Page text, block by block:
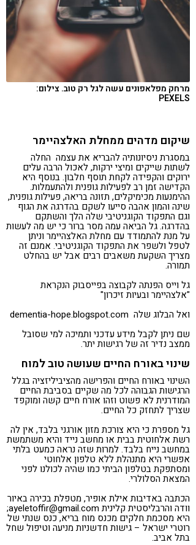
מרחק מפלאפונים עשה לגל רק טוב. צילום:
PEXELS
שיקום מדהים ממחלת האלצהיימר
במסגרת ניסיונותיה להבריא את עצמה החלה
לשתות שייקים ומיצי ירקות, לאכול הרבה עלים
ירוקים והקפידה לקחת תוסף חלבון. בנוסף היא
הקדישה זמן רב לפעילות גופנית ולהתעמלות.
ההימנעות מכימיקלים, תזונה בריאה, פעילות גופנית,
שינה והמון אהבה סייעו לשקם בהדרגה את הגוף
וגם התפקוד הקוגניטיבי שלה הלך והשתקם
בהדרגה. גל הביאה עמה מסר ברור כי יש מה לעשות
על מנת להתמודד עם מחלת האלצהיימר וניתן
לטפל ולשפר את התפקוד הקוגניטיבי. אמנם זה
מצריך השקעת משאבים רבים אבל יש בהחלט
תמורה.
גל וייס הפנתה לקבוצה בפייסבוק הנקראת
"אלצהיימר ובעיות זיכרון"
ואל הבלוג שלה dementia-hope.blogspot.com
שם ניתן לקבל מידע עדכני ותמיכה למי שסובל
ממצב נדיר זה של רגישות יתר.
שינוי באורח החיים שעושה טוב למוח
השינוי באורח החיים והפרישה מהציביליזציה בגלל
הרגישות הגבוהה לכל מה שקיים בסביבת החיים
המודרנית לא פשוט וזהו אורח חיים קשה ומוקפד
שצריך לתחזק כל החיים.
גל מספרת כי היא צורכת מזון אורגני בלבד, אין לה
רשת אלחוטית בבית או מחשב נייד והיא משתמשת
במחשב נייח בלבד. למרות שזה נראה כמעט בלתי
אפשרי היא מתנהלת ללא טלפון אלחוטי
ומסתפקת בטלפון הביתי כמו שהיה לכולנו לפני
המצאת הסלולרי.
הכתבה באדיבות אילת אופיר, מטפלת בכירה באיור
וודה והרבליסטית קלינית ayeletoffir@gmail.com;
היא מסכמת חלקים מכנס מוח בריא, כנס שנתי של
רוטרי ישראל – גישות חדשניות מניעה וטיפול שחל
בתל אביב.